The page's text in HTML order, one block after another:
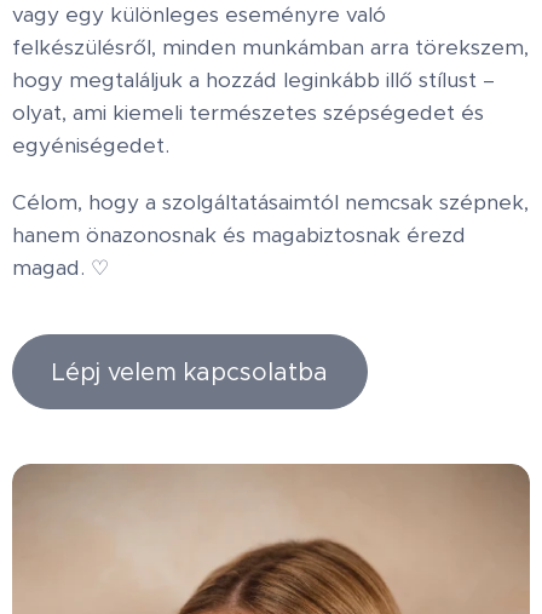
vagy egy különleges eseményre való
felkészülésről, minden munkámban arra törekszem,
hogy megtaláljuk a hozzád leginkább illő stílust –
olyat, ami kiemeli természetes szépségedet és
egyéniségedet.
Célom, hogy a szolgáltatásaimtól nemcsak szépnek,
hanem önazonosnak és magabiztosnak érezd
magad. ♡
Lépj velem kapcsolatba